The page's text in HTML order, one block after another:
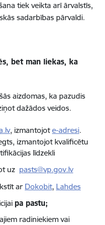
tiek veikta arī ārvalstīs,
sadarbības pārvaldi.
bet man liekas, ka
aizdomas, ka pazudis
dažādos veidos.
, izmantojote-adresi.
izmantojot kvalificētu
līdzekli
uz pasts@vp.gov.lv
ar Dokobit, Lahdes
pa pastu;
radiniekiem vai